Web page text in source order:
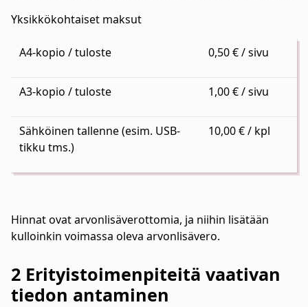
Yksikkökohtaiset maksut
A4-kopio / tuloste 0,50 € / sivu
A3-kopio / tuloste 1,00 € / sivu
Sähköinen tallenne (esim. USB-
tikku tms.)
10,00 € / kpl
Hinnat ovat arvonlisäverottomia, ja niihin lisätään
kulloinkin voimassa oleva arvonlisävero.
2 Erityistoimenpiteitä vaativan
tiedon antaminen